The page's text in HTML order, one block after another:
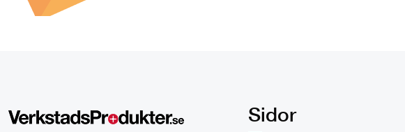
Sidor